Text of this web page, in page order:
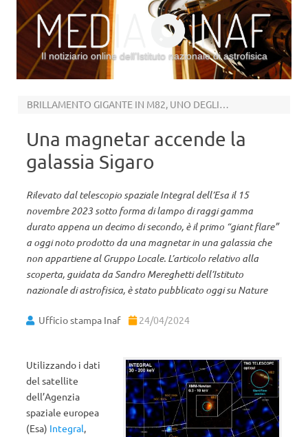
Il notiziario online dell’Istituto nazionale di astrofisica
BRILLAMENTO GIGANTE IN M82, UNO DEGLI OGGETTI CELESTI PIÙ AFFASCINANTI DEL CIELO
Una magnetar accende la
galassia Sigaro
Rilevato dal telescopio spaziale Integral dell’Esa il 15
novembre 2023 sotto forma di lampo di raggi gamma
durato appena un decimo di secondo, è il primo “giant flare”
a oggi noto prodotto da una magnetar in una galassia che
non appartiene al Gruppo Locale. L’articolo relativo alla
scoperta, guidata da Sandro Mereghetti dell’Istituto
nazionale di astrofisica, è stato pubblicato oggi su Nature
Ufficio stampa Inaf 24/04/2024
Utilizzando i dati
del satellite
dell’Agenzia
spaziale europea
(Esa) Integral,